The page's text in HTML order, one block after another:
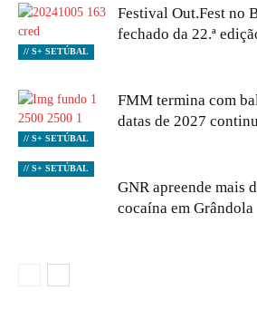
// S+ SETÚBAL
Festival Out.Fest no
fechado da 22.ª
// S+ SETÚBAL
FMM termina com
datas de 2027
// S+ SETÚBAL
GNR apreende mais
cocaína em Grândola